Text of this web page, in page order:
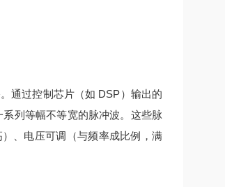
通过控制芯片（如 DSP）输出的
列等幅不等宽的脉冲波。 这些脉
、电压可调（与频率成比例，满